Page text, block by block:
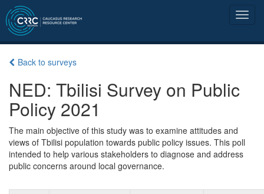
Back to surveys
NED: Tbilisi Survey on Public
Policy 2021
The main objective of this study was to examine attitudes and
views of Tbilisi population towards public policy issues. This poll
intended to help various stakeholders to diagnose and address
public concerns around local governance.